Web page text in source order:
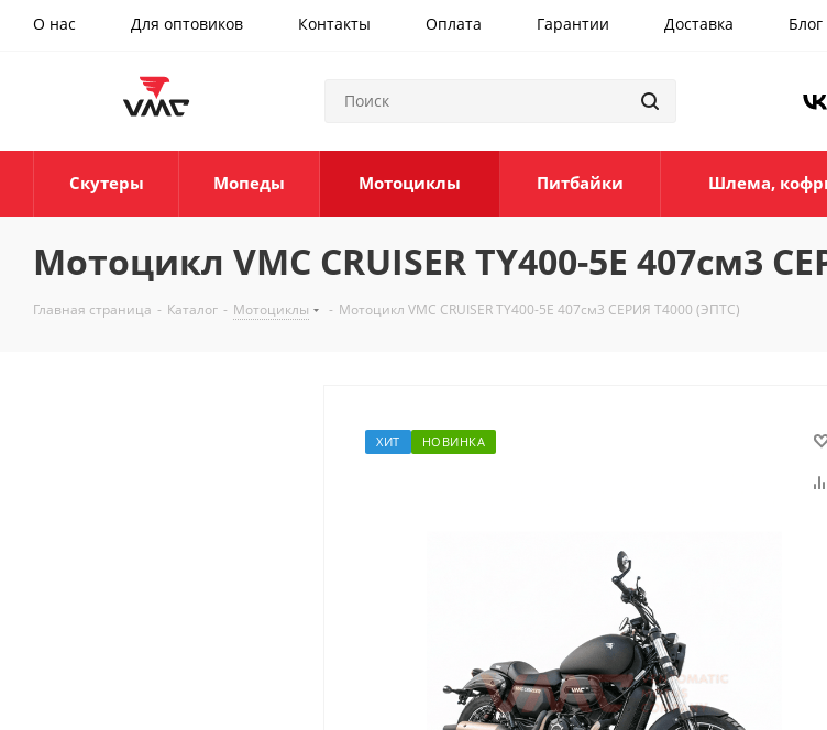
О нас Для оптовиков Контакты Оплата Гарантии Доставка Блог
Скутеры Мопеды Мотоциклы Питбайки Шлема,
Мотоцикл VMC CRUISER TY400-5E 407см3
Главная страница - Каталог - Мотоциклы - Мотоцикл VMC CRUISER TY400-5E 407см3 СЕРИЯ T4000 (ЭПТС)
ХИТ НОВИНКА